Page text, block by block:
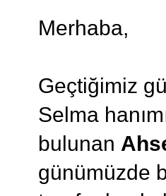
Merhaba,
Geçtiğimiz
Selma
bulunan
günümüzde